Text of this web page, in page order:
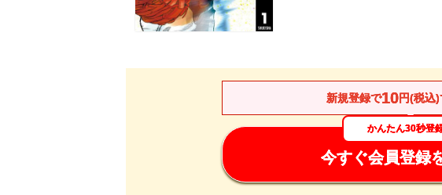
新規登録で10円(税込)
かんたん30秒登
今すぐ会員登録